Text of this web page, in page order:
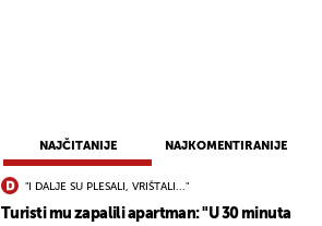
NAJČITANIJE NAJKOMENTIRANIJE
"I DALJE SU PLESALI, VRIŠTALI..."
Turisti mu zapalili apartman: "U 30 minuta